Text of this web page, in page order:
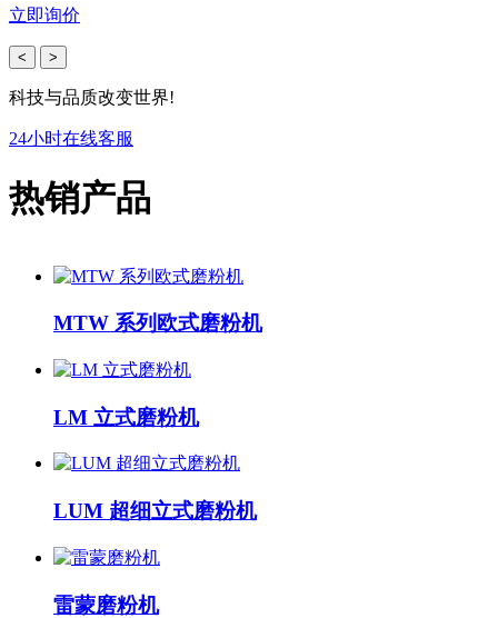
立即询价
< >
科技与品质改变世界!
24小时在线客服
热销产品
MTW 系列欧式磨粉机
LM 立式磨粉机
LUM 超细立式磨粉机
雷蒙磨粉机